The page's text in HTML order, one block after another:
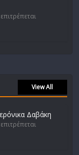
View All
Δαβάκη